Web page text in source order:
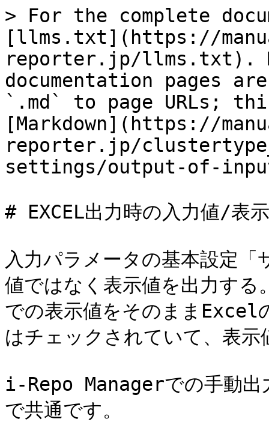
> For the complete
[llms.txt](https://
reporter.jp/llms.txt).
documentation pages
`.md` to page URLs;
[Markdown](https://
reporter.jp/
settings/output-of-
# EXCEL出力時の入力値/表
入力パラメータの基本設定「
値ではなく表示値を出力す
での表示値をそのままExcel
はチェックされていて、表示
i-Repo Managerでの手動出
で共通です。